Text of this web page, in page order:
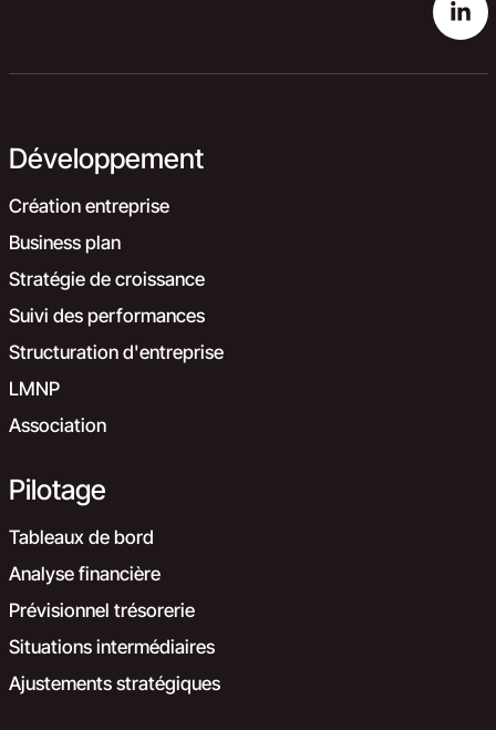
Développement
Création entreprise
Business plan
Stratégie de croissance
Suivi des performances
Structuration d'entreprise
LMNP
Association
Pilotage
Tableaux de bord
Analyse financière
Prévisionnel trésorerie
Situations intermédiaires
Ajustements stratégiques